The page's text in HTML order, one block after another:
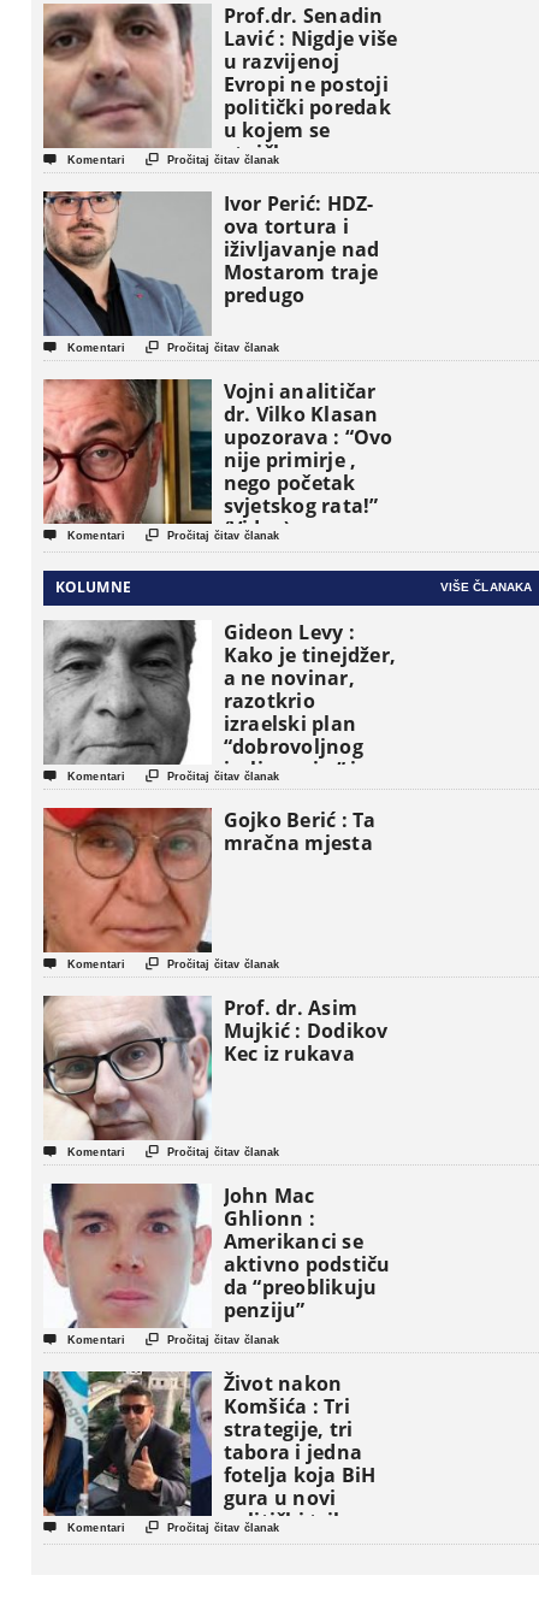
Prof.dr. Senadin
Lavić : Nigdje više
u razvijenoj
Evropi ne postoji
politički poredak
u kojem se
etničke grupe
pojavljuju kao
osnovne
političke jedinice
 Komentari  Pročitaj čitav članak
Ivor Perić: HDZ-
ova tortura i
iživljavanje nad
Mostarom traje
predugo
 Komentari  Pročitaj čitav članak
Vojni analitičar
dr. Vilko Klasan
upozorava : “Ovo
nije primirje ,
nego početak
svjetskog rata!”
(Video)
 Komentari  Pročitaj čitav članak
KOLUMNE VIŠE ČLANAKA
Gideon Levy :
Kako je tinejdžer,
a ne novinar,
razotkrio
izraelski plan
“dobrovoljnog
iseljavanja ” iz
Gaze
 Komentari  Pročitaj čitav članak
Gojko Berić : Ta
mračna mjesta
 Komentari  Pročitaj čitav članak
Prof. dr. Asim
Mujkić : Dodikov
Kec iz rukava
 Komentari  Pročitaj čitav članak
John Mac
Ghlionn :
Amerikanci se
aktivno podstiču
da “preoblikuju
penziju”
 Komentari  Pročitaj čitav članak
Život nakon
Komšića : Tri
strategije, tri
tabora i jedna
fotelja koja BiH
gura u novi
politički triler
 Komentari  Pročitaj čitav članak